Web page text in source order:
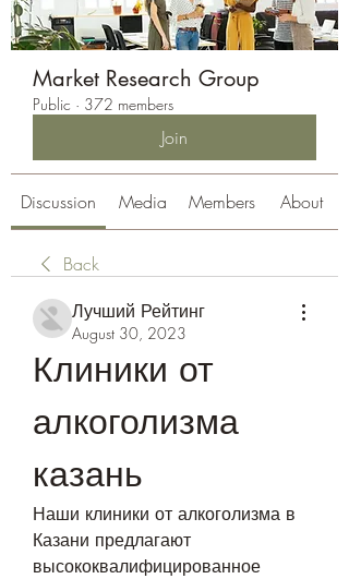
Market Research Group
Public · 372 members
Join
Discussion Media Members About
Back
Лучший Рейтинг
August 30, 2023
Клиники от
алкоголизма
казань
Наши клиники от алкоголизма в
Казани предлагают
высококвалифицированное